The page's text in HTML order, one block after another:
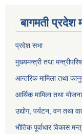
बागमती प्रदेश
प्रदेश सभा
मुख्यमन्त्री तथा
आन्तरिक मामिला तथा
आर्थिक मामिला तथा
उद्योग, पर्यटन, वन तथा
भौतिक पूर्वाधार विकास